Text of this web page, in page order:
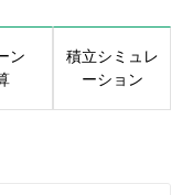
ン
積立シミュレ
ーション